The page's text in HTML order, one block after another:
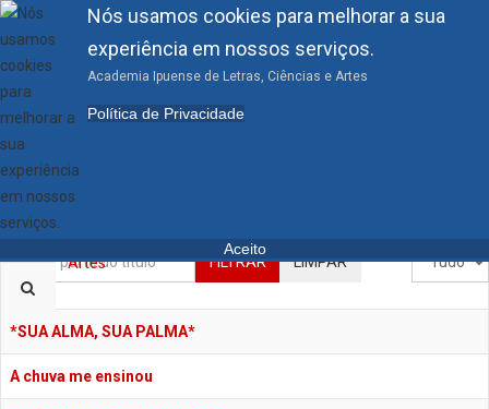
Nós usamos cookies para melhorar a sua
experiência em nossos serviços.
Academia Ipuense de Letras, Ciências e Artes
Política de Privacidade
Aceito
Academia Ipuense de
Letras, Ciências e Artes
FILTRAR LIMPAR
Título
*SUA ALMA, SUA PALMA*
A chuva me ensinou